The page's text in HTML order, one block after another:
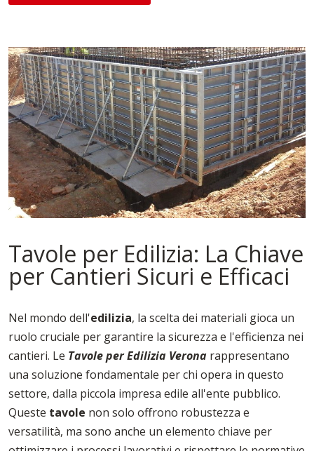
Tavole per Edilizia: La Chiave
per Cantieri Sicuri e Efficaci
Nel mondo dell'edilizia, la scelta dei materiali gioca un
ruolo cruciale per garantire la sicurezza e l'efficienza nei
cantieri. Le Tavole per Edilizia Verona rappresentano
una soluzione fondamentale per chi opera in questo
settore, dalla piccola impresa edile all'ente pubblico.
Queste tavole non solo offrono robustezza e
versatilità, ma sono anche un elemento chiave per